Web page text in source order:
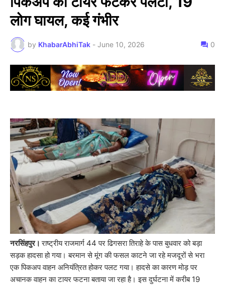
लोग घायल, कई गंभीर
by KhabarAbhiTak - June 10, 2026 0
नरसिंहपुर।राष्ट्रीय राजमार्ग 44 पर ढिगसरा तिराहे के पास बुधवार को बड़ा
सड़क हादसा हो गया। बरमान से मूंग की फसल काटने जा रहे मजदूरों से भरा
एक पिकअप वाहन अनियंत्रित होकर पलट गया। हादसे का कारण मोड़ पर
अचानक वाहन का टायर फटना बताया जा रहा है। इस दुर्घटना में करीब 19